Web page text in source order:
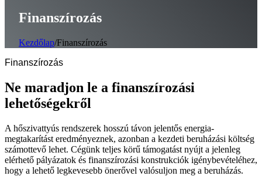
Finanszírozás
Kezdőlap/Finanszírozás
Finanszírozás
Ne maradjon le a finanszírozási
lehetőségekről
A hőszivattyús rendszerek hosszú távon jelentős energia-
megtakarítást eredményeznek, azonban a kezdeti beruházási költség
számottevő lehet. Cégünk teljes körű támogatást nyújt a jelenleg
elérhető pályázatok és finanszírozási konstrukciók igénybevételéhez,
hogy a lehető legkevesebb önerővel valósuljon meg a beruházás.